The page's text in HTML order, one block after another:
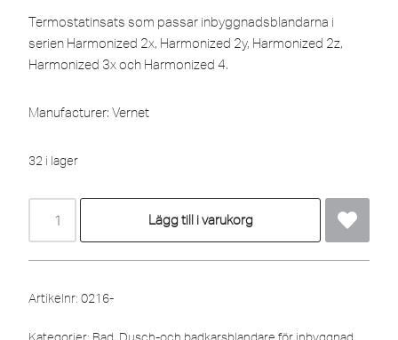
Termostatinsats som passar inbyggnadsblandarna i
serien Harmonized 2x, Harmonized 2y, Harmonized 2z,
Harmonized 3x och Harmonized 4.
Manufacturer: Vernet
32 i lager
Lägg till i varukorg
Artikelnr: 0216-